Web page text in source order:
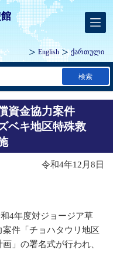
English ქართული
検索
資金協力案件
ベキ地区特殊救
令和4年12月8日
4年度対ジョージア草
件「チョハタウリ地区
」の署名式が行われ、